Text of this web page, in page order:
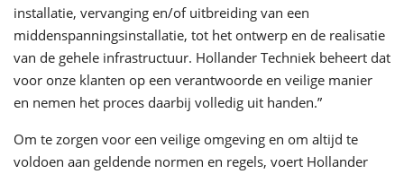
installatie, vervanging en/of uitbreiding van een
middenspanningsinstallatie, tot het ontwerp en de realisatie
van de gehele infrastructuur. Hollander Techniek beheert dat
voor onze klanten op een verantwoorde en veilige manier
en nemen het proces daarbij volledig uit handen.”
Om te zorgen voor een veilige omgeving en om altijd te
voldoen aan geldende normen en regels, voert Hollander